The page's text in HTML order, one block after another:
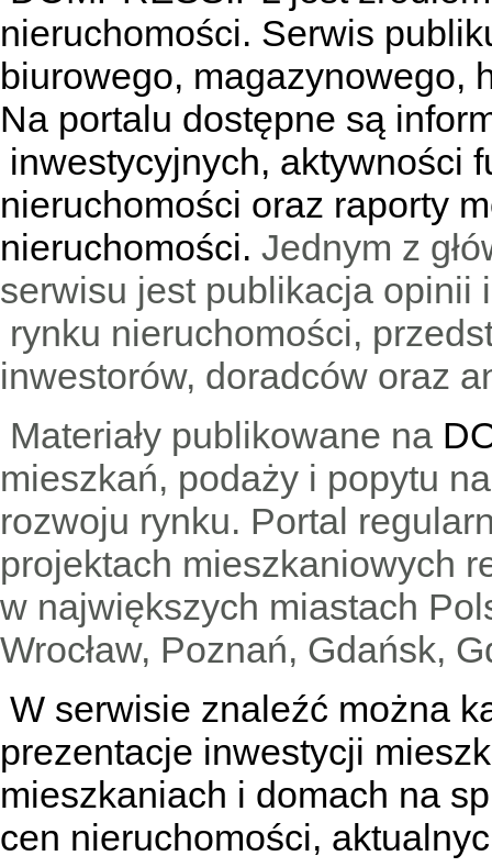
nieruchomości. Serwis
biurowego, magazynowego,
Na portalu dostępne są
inwestycyjnych, aktywności
nieruchomości oraz raporty
nieruchomości. Jednym z
serwisu jest publikacja
rynku nieruchomości,
inwestorów, doradców oraz
Materiały publikowane na
mieszkań, podaży i popytu
rozwoju rynku. Portal
projektach mieszkaniowych
w największych miastach
Wrocław, Poznań, Gdańsk,
W serwisie znaleźć można
prezentacje inwestycji
mieszkaniach i domach na
cen nieruchomości,